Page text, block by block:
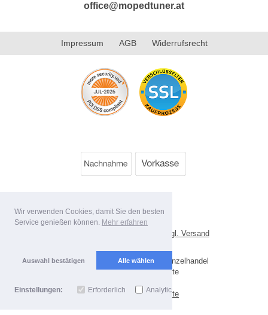
Wir verwenden Cookies, damit Sie den besten
Service genießen können. Mehr erfahren
Auswahl bestätigen Alle wählen
Einstellungen: Erforderlich Analytics
office@mopedtuner.at
Impressum AGB Widerrufsrecht
Alle Preise inkl. MwSt. evtl. zzgl. Versand
Copyright 2026 by Best Value Einzelhandel
Mobile Shop by Shopgate
Zur klassischen Webseite